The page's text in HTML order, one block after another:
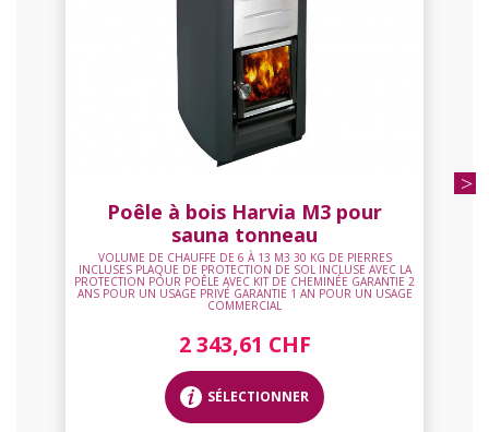
Poêle à bois Harvia M3 pour
sauna tonneau
VOLUME DE CHAUFFE DE 6 À 13 M3 30 KG DE PIERRES
INCLUSES PLAQUE DE PROTECTION DE SOL INCLUSE AVEC LA
PROTECTION POUR POÊLE AVEC KIT DE CHEMINÉE GARANTIE 2
ANS POUR UN USAGE PRIVÉ GARANTIE 1 AN POUR UN USAGE
COMMERCIAL
2 343,61 CHF
SÉLECTIONNER